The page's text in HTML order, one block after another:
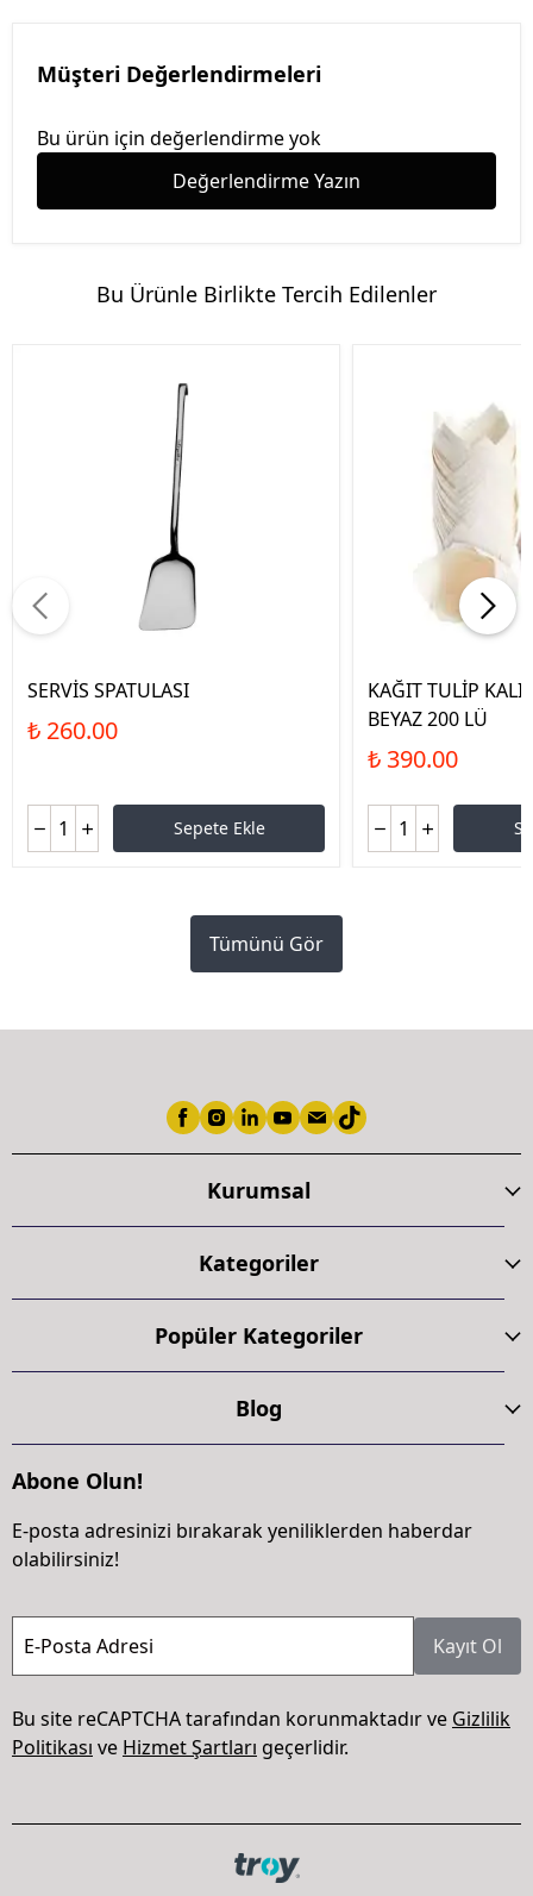
Müşteri Değerlendirmeleri
Bu ürün için değerlendirme yok
Değerlendirme Yazın
Bu Ürünle Birlikte Tercih Edilenler
SERVİS SPATULASI
₺ 260.00
Sepete Ekle
KAĞIT TULİP
BEYAZ 200 LÜ
₺ 390.00
Tümünü Gör
Kurumsal
Kategoriler
Popüler Kategoriler
Blog
Abone Olun!
E-posta adresinizi bırakarak yeniliklerden haberdar
olabilirsiniz!
E-Posta Adresi Kayıt Ol
Bu site reCAPTCHA tarafından korunmaktadır ve Gizlilik
Politikası ve Hizmet Şartları geçerlidir.